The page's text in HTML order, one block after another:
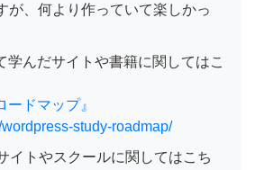
が、何より作っていて楽しかっ
学んだサイトや書籍に関してはこ
ードマップ』
study-roadmap/
イトやスクールに関してはこち